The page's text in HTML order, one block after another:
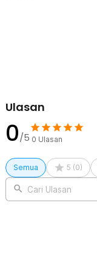
Ulasan
0/5 0 Ulasan
Semua 5 (0)
Cari Ulasan